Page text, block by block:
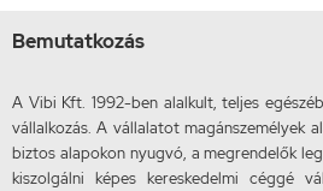
Bemutatkozás
A Vibi Kft. 1992-ben alalkult, teljes
vállalkozás. A vállalatot magánszemélyek
biztos alapokon nyugvó, a megrendelők
kiszolgálni képes kereskedelmi céggé